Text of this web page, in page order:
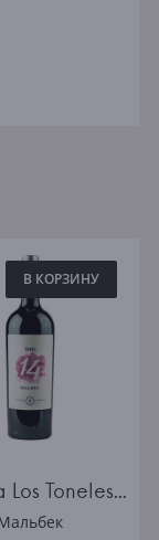
В КОРЗИНУ
Bodega Los Toneles Tonel 14 Malbec